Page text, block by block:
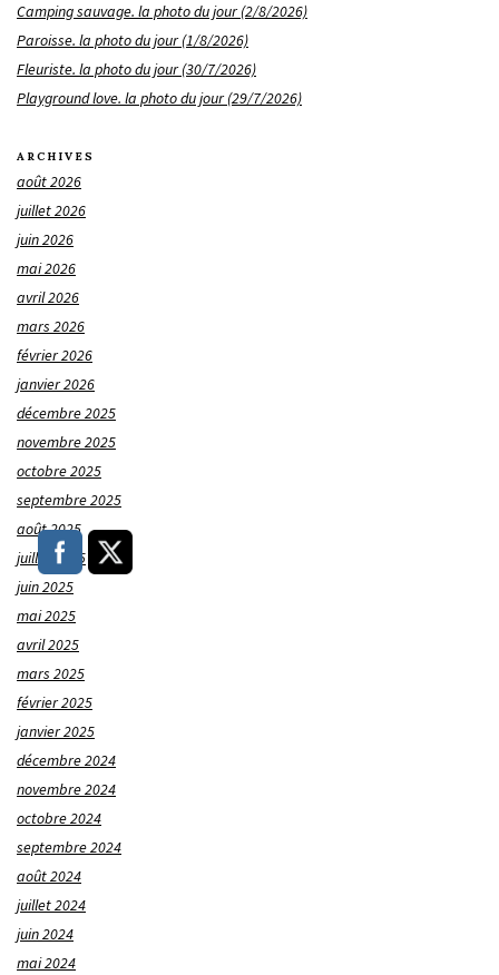
Camping sauvage. la photo du jour (2/8/2026)
Paroisse. la photo du jour (1/8/2026)
Fleuriste. la photo du jour (30/7/2026)
Playground love. la photo du jour (29/7/2026)
ARCHIVES
août 2026
juillet 2026
juin 2026
mai 2026
avril 2026
mars 2026
février 2026
janvier 2026
décembre 2025
novembre 2025
octobre 2025
septembre 2025
août 2025
juillet 2025
juin 2025
mai 2025
avril 2025
mars 2025
février 2025
janvier 2025
décembre 2024
novembre 2024
octobre 2024
septembre 2024
août 2024
juillet 2024
juin 2024
mai 2024